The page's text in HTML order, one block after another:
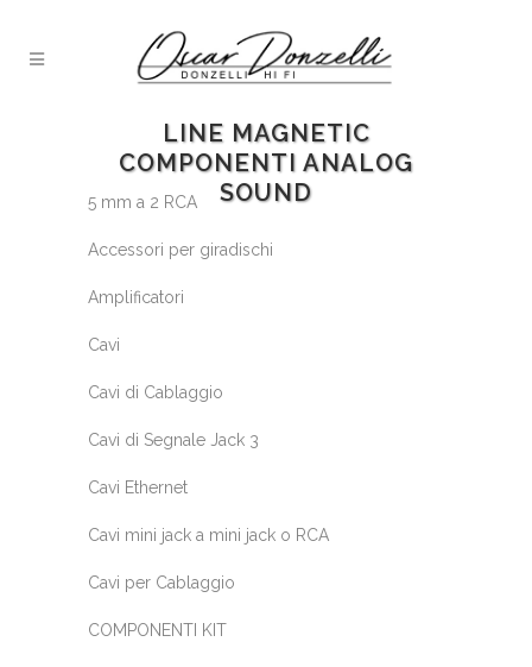
LINE MAGNETIC
COMPONENTI ANALOG
SOUND
5 mm a 2 RCA
Accessori per giradischi
Amplificatori
Cavi
Cavi di Cablaggio
Cavi di Segnale Jack 3
Cavi Ethernet
Cavi mini jack a mini jack o RCA
Cavi per Cablaggio
COMPONENTI KIT